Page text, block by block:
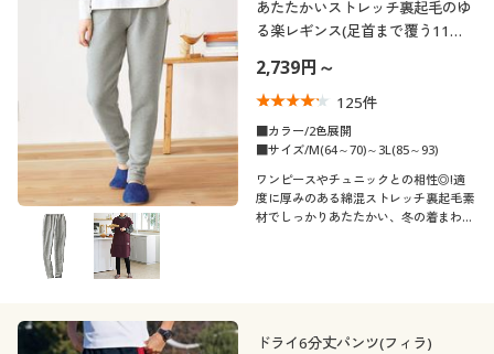
あたたかいストレッチ裏起毛のゆ
る楽レギンス(足首まで覆う11分
2,739円～
125件
■カラー/2色展開
■サイズ/M(64～70)～3L(85～93)
ワンピースやチュニックとの相性◎!適
度に厚みのある綿混ストレッチ裏起毛素
材でしっかりあたたかい、冬の着まわし
ドライ6分丈パンツ(フィラ)